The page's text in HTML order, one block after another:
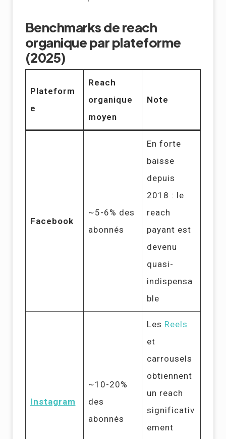
Benchmarks de reach
organique par plateforme
(2025)
Plateform
e
Reach
organique
moyen
Note
Facebook
~5-6% des
abonnés
En forte
baisse
depuis
2018 : le
reach
payant est
devenu
quasi-
indispensa
ble
Instagram
~10-20%
des
abonnés
Les Reels
et
carrousels
obtiennent
un reach
significativ
ement